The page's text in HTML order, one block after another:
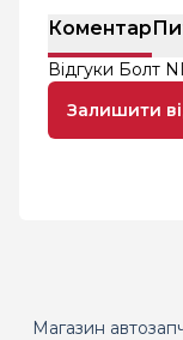
Коментар
Відгуки Болт
Залишити
Магазин